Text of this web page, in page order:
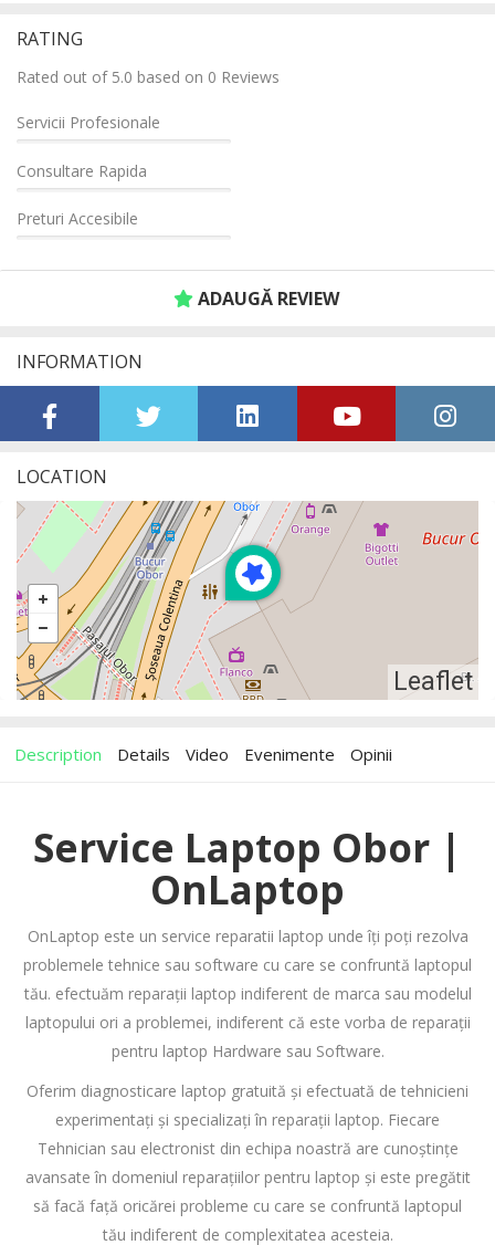
RATING
Rated out of 5.0 based on 0 Reviews
Servicii Profesionale
Consultare Rapida
Preturi Accesibile
ADAUGĂ REVIEW
INFORMATION
LOCATION
Leaflet
Description Details Video Evenimente Opinii
Service Laptop Obor |
OnLaptop
OnLaptop este un service reparatii laptop unde îți poți rezolva
problemele tehnice sau software cu care se confruntă laptopul
tău. efectuăm reparații laptop indiferent de marca sau modelul
laptopului ori a problemei, indiferent că este vorba de reparații
pentru laptop Hardware sau Software.
Oferim diagnosticare laptop gratuită și efectuată de tehnicieni
experimentați și specializați în reparații laptop. Fiecare
Tehnician sau electronist din echipa noastră are cunoștințe
avansate în domeniul reparațiilor pentru laptop și este pregătit
să facă față oricărei probleme cu care se confruntă laptopul
tău indiferent de complexitatea acesteia.